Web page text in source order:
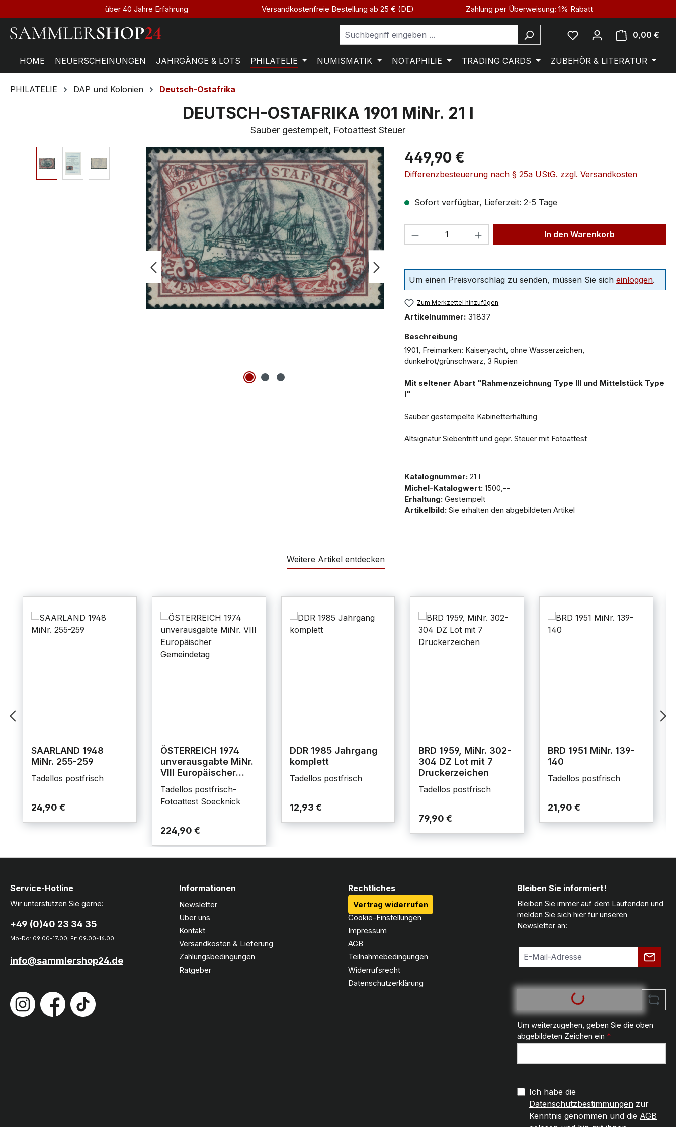
über 40 Jahre Erfahrung Versandkostenfreie Bestellung ab 25 € (DE) Zahlung per Überweisung: 1% Rabatt
0,00 €
HOME NEUERSCHEINUNGEN JAHRGÄNGE & LOTS PHILATELIE NUMISMATIK NOTAPHILIE TRADING CARDS ZUBEHÖR & LITERATUR
PHILATELIE DAP und Kolonien Deutsch-Ostafrika
DEUTSCH-OSTAFRIKA 1901 MiNr. 21 I
Sauber gestempelt, Fotoattest Steuer
449,90 €
Differenzbesteuerung nach § 25a UStG. zzgl. Versandkosten
Sofort verfügbar, Lieferzeit: 2-5 Tage
In den Warenkorb
Um einen Preisvorschlag zu senden, müssen Sie sich einloggen.
Zum Merkzettel hinzufügen
Artikelnummer: 31837
Beschreibung
1901, Freimarken: Kaiseryacht, ohne Wasserzeichen,
dunkelrot/grünschwarz, 3 Rupien
Mit seltener Abart "Rahmenzeichnung Type III und Mittelstück Type
I"
Sauber gestempelte Kabinetterhaltung
Altsignatur Siebentritt und gepr. Steuer mit Fotoattest
Katalognummer: 21 I
Michel-Katalogwert: 1500,--
Erhaltung: Gestempelt
Artikelbild: Sie erhalten den abgebildeten Artikel
Weitere Artikel entdecken
SAARLAND 1948
MiNr. 255-259
Tadellos postfrisch
24,90 €
ÖSTERREICH 1974
unverausgabte MiNr.
VIII Europäischer
Gemeindetag
Tadellos postfrisch-
Fotoattest Soecknick
224,90 €
DDR 1985 Jahrgang
komplett
Tadellos postfrisch
12,93 €
BRD 1959, MiNr. 302-
304 DZ Lot mit 7
Druckerzeichen
Tadellos postfrisch
79,90 €
BRD 1951 MiNr. 139-
140
Tadellos postfrisch
21,90 €
Service-Hotline
Wir unterstützen Sie gerne:
+49 (0)40 23 34 35
Mo-Do: 09:00-17:00, Fr: 09:00-16:00
info@sammlershop24.de
Informationen
Newsletter
Über uns
Kontakt
Versandkosten & Lieferung
Zahlungsbedingungen
Ratgeber
Rechtliches
Vertrag widerrufen
Cookie-Einstellungen
Impressum
AGB
Teilnahmebedingungen
Widerrufsrecht
Datenschutzerklärung
Bleiben Sie informiert!
Bleiben Sie immer auf dem Laufenden und
melden Sie sich hier für unseren
Newsletter an:
Um weiterzugehen, geben Sie die oben
abgebildeten Zeichen ein *
Ich habe die
Datenschutzbestimmungen zur
Kenntnis genommen und die AGB